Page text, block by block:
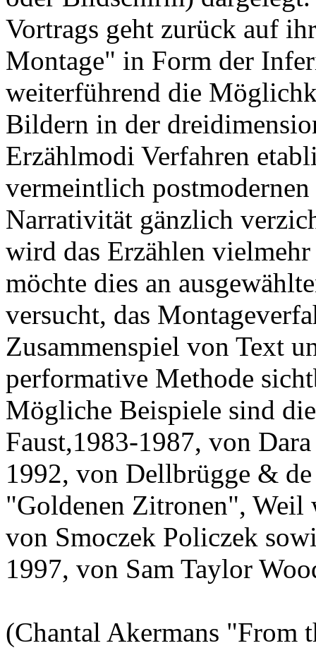
Vortrags geht zurück auf
Montage" in Form der
weiterführend die
Bildern in der
Erzählmodi Verfahren
vermeintlich
Narrativität gänzlich
wird das Erzählen
möchte dies an
versucht, das
Zusammenspiel von Text
performative Methode
Mögliche Beispiele sind
Faust,1983-1987, von
1992, von Dellbrügge &
"Goldenen Zitronen", Weil
von Smoczek Policzek
1997, von Sam Taylor
(Chantal Akermans "From